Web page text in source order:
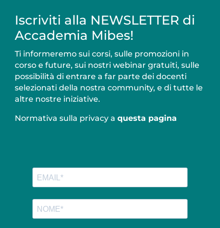
Iscriviti alla NEWSLETTER di
Accademia Mibes!
Ti informeremo sui corsi, sulle promozioni in
corso e future, sui nostri webinar gratuiti, sulle
possibilità di entrare a far parte dei docenti
selezionati della nostra community, e di tutte le
altre nostre iniziative.
Normativa sulla privacy a questa pagina